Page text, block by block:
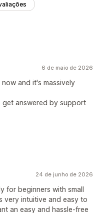
6 de maio de 2026
and it's massively
get answered by support
24 de junho de 2026
for beginners with small
very intuitive and easy to
an easy and hassle-free